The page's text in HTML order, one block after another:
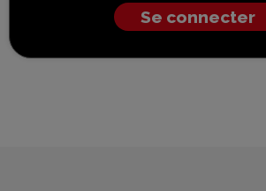
Se connecter